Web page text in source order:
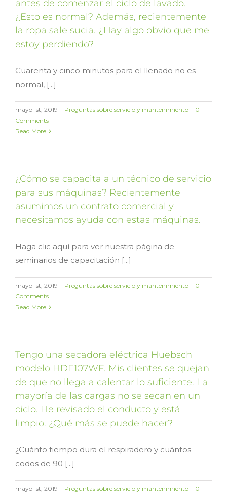
antes de comenzar el ciclo de lavado.
¿Esto es normal? Además, recientemente
la ropa sale sucia. ¿Hay algo obvio que me
estoy perdiendo?
Cuarenta y cinco minutos para el llenado no es
normal, [...]
mayo 1st, 2019 | Preguntas sobre servicio y mantenimiento | 0
Comments
Read More
¿Cómo se capacita a un técnico de servicio
para sus máquinas? Recientemente
asumimos un contrato comercial y
necesitamos ayuda con estas máquinas.
Haga clic aquí para ver nuestra página de
seminarios de capacitación [...]
mayo 1st, 2019 | Preguntas sobre servicio y mantenimiento | 0
Comments
Read More
Tengo una secadora eléctrica Huebsch
modelo HDE107WF. Mis clientes se quejan
de que no llega a calentar lo suficiente. La
mayoría de las cargas no se secan en un
ciclo. He revisado el conducto y está
limpio. ¿Qué más se puede hacer?
¿Cuánto tiempo dura el respiradero y cuántos
codos de 90 [...]
mayo 1st, 2019 | Preguntas sobre servicio y mantenimiento | 0